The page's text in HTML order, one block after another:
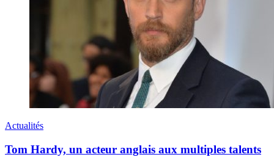
Actualités
Tom Hardy, un acteur anglais aux multiples talents